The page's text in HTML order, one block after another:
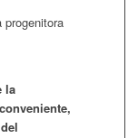
la